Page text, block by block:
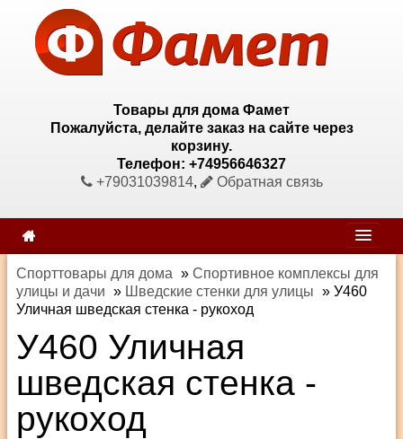
Товары для дома Фамет
Пожалуйста, делайте заказ на сайте через
корзину.
Телефон: +74956646327
+79031039814, Обратная связь
Спорттовары для дома » Спортивное комплексы для
улицы и дачи » Шведские стенки для улицы » У460
Уличная шведская стенка - рукоход
У460 Уличная
шведская стенка -
рукоход